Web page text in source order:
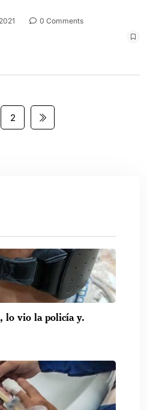
0 Comments
2
lo vio la policía y.